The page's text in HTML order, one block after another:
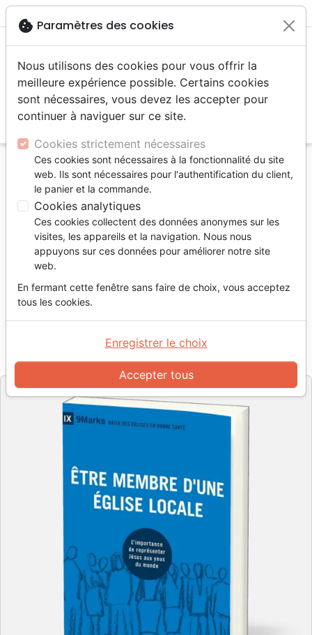
menu
Accueil Livres
Eglise
Être membre d'une Église locale - L'importance de
représenter Jésus aux yeux du monde [coll. 9Marks -
Bâtir des Églises en bonne
Être membre d'une Église locale
L'importance de représenter Jésus aux
yeux du monde [coll. 9Marks - Bâtir des
Églises en bonne santé]
Auteur :Jonathan Leeman
CRU9534 EAN9782924595343
EditeurCruciforme
cookie Paramètres des cookies
Nous utilisons des cookies pour vous offrir la
meilleure expérience possible. Certains cookies
sont nécessaires, vous devez les accepter pour
continuer à naviguer sur ce site.
Cookies strictement nécessaires
Ces cookies sont nécessaires à la fonctionnalité du site
web. Ils sont nécessaires pour l'authentification du client,
le panier et la commande.
Cookies analytiques
Ces cookies collectent des données anonymes sur les
visites, les appareils et la navigation. Nous nous
appuyons sur ces données pour améliorer notre site
web.
En fermant cette fenêtre sans faire de choix, vous acceptez
tous les cookies.
Accepter tous
Enregistrer le choix